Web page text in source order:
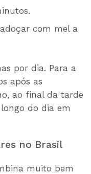
com mel a
por dia. Para a
após as
ao final da tarde
do dia em
no Brasil
muito bem